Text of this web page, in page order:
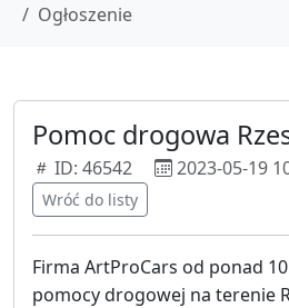
Ogłoszenie
Pomoc drogowa
ID: 46542 2023-05-19
Wróć do listy
Firma ArtProCars od ponad
pomocy drogowej na terenie